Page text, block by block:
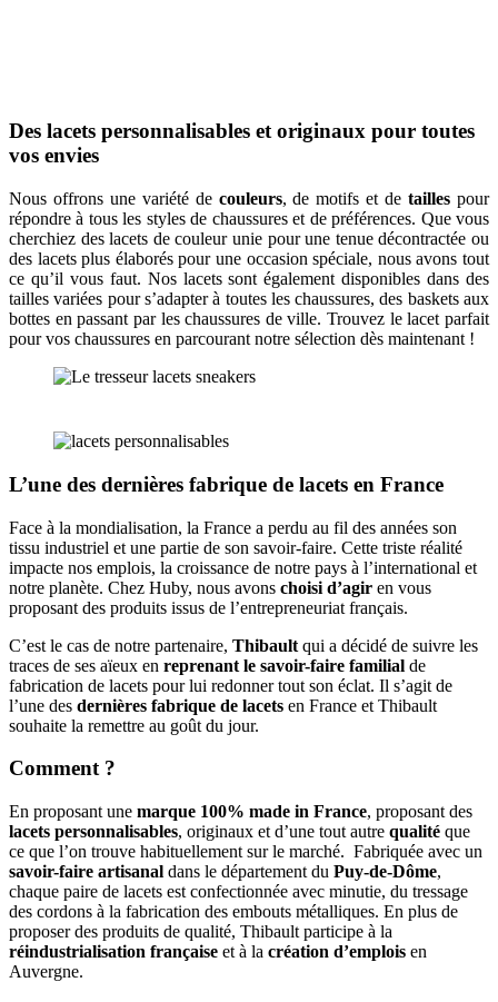
Des lacets personnalisables et originaux pour toutes
vos envies
Nous offrons une variété de couleurs, de motifs et detailles pour
répondre à tous les styles de chaussures et de préférences. Que vous
cherchiez des lacets de couleur unie pour une tenue décontractée ou
des lacets plus élaborés pour une occasion spéciale, nous avons tout
ce qu’il vous faut. Nos lacets sont également disponibles dans des
tailles variées pour s’adapter à toutes les chaussures, des baskets aux
bottes en passant par les chaussures de ville. Trouvez le lacet parfait
pour vos chaussures en parcourant notre sélection dès maintenant !
L’une des dernières fabrique de lacets en France
Face à la mondialisation, la France a perdu au fil des années son
tissu industriel et une partie de son savoir-faire. Cette triste réalité
impacte nos emplois, la croissance de notre pays à l’international et
notre planète. Chez Huby, nous avons choisi d’agir en vous
proposant des produits issus de l’entrepreneuriat français.
C’est le cas de notre partenaire, Thibault qui a décidé de suivre les
traces de ses aïeux en reprenant le savoir-faire familial de
fabrication de lacets pour lui redonner tout son éclat. Il s’agit de
l’une des dernières fabrique de lacets en France et Thibault
souhaite la remettre au goût du jour.
Comment ?
En proposant une marque 100% made in France, proposant des
lacets personnalisables, originaux et d’une tout autre qualité que
ce que l’on trouve habituellement sur le marché. Fabriquée avec un
savoir-faire artisanal dans le département du Puy-de-Dôme,
chaque paire de lacets est confectionnée avec minutie, du tressage
des cordons à la fabrication des embouts métalliques. En plus de
proposer des produits de qualité, Thibault participe à la
réindustrialisation française et à la création d’emplois en
Auvergne.